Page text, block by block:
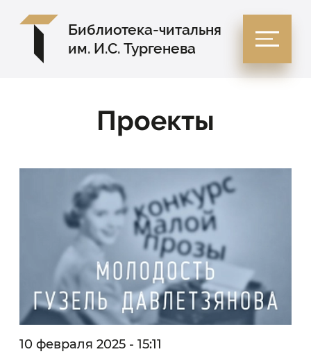
Библиотека-читальня
им. И.С. Тургенева
Проекты
10 февраля 2025 - 15:11